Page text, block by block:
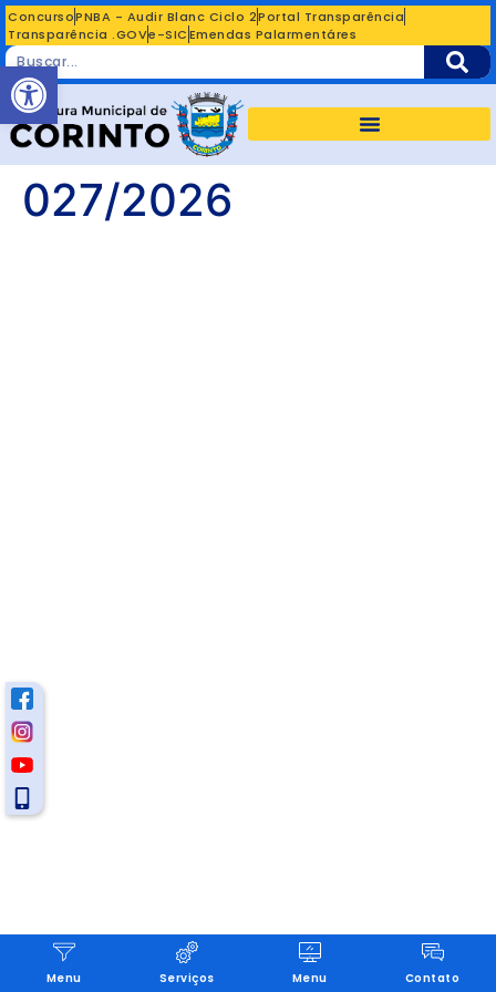
ConcursoPNBA - Audir Blanc Ciclo 2Portal Transparência
Transparência .GOVe-SICEmendas Palarmentáres
027/2026
Menu Serviços Menu Contato
Abrir a barra de ferramentas